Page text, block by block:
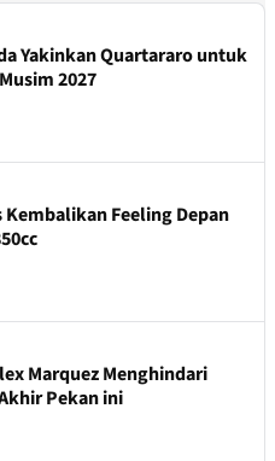
Yakinkan Quartararo untuk
2027
Kembalikan Feeling Depan
Marquez Menghindari
Pekan ini